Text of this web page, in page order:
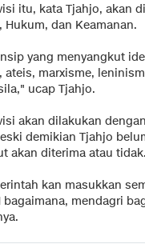
itu, kata Tjahjo, akan
dan Keamanan.
yang menyangkut
marxisme,
ucap Tjahjo.
akan dilakukan
demikian Tjahjo
akan diterima atau tidak.
kan masukkan
mendagri